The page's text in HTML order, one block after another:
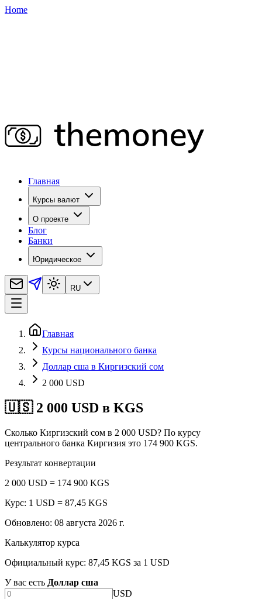
Home
Главная
Курсы валют
О проекте
Блог
Банки
Юридическое
RU
Главная
Курсы национального банка
Доллар сша в Киргизский сом
2 000 USD
🇺🇸 2 000 USD в KGS
Сколько Киргизский сом в 2 000 USD? По курсу
центрального банка Киргизия это 174 900 KGS.
Результат конвертации
2 000 USD = 174 900 KGS
Курс: 1 USD = 87,45 KGS
Обновлено: 08 августа 2026 г.
Калькулятор курса
Официальный курс: 87,45 KGS за 1 USD
У вас есть Доллар сша
USD